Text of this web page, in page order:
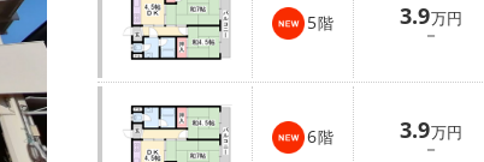
5階 3.9万円
－
6階 3.9万円
－